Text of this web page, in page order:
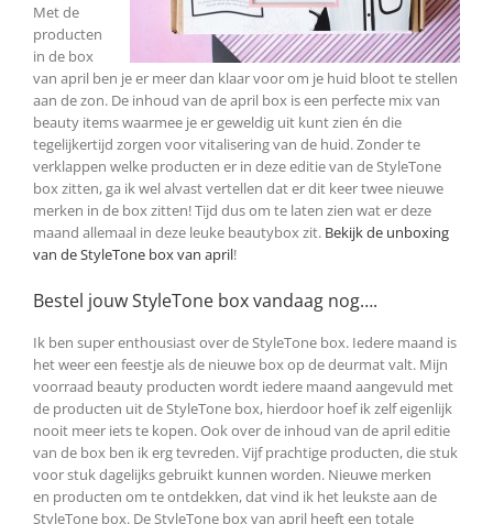
Met de
producten
in de box
van april ben je er meer dan klaar voor om je huid bloot te stellen
aan de zon. De inhoud van de april box is een perfecte mix van
beauty items waarmee je er geweldig uit kunt zien én die
tegelijkertijd zorgen voor vitalisering van de huid. Zonder te
verklappen welke producten er in deze editie van de StyleTone
box zitten, ga ik wel alvast vertellen dat er dit keer twee nieuwe
merken in de box zitten! Tijd dus om te laten zien wat er deze
maand allemaal in deze leuke beautybox zit. Bekijk de unboxing
van de StyleTone box van april!
Bestel jouw StyleTone box vandaag nog….
Ik ben super enthousiast over de StyleTone box. Iedere maand is
het weer een feestje als de nieuwe box op de deurmat valt. Mijn
voorraad beauty producten wordt iedere maand aangevuld met
de producten uit de StyleTone box, hierdoor hoef ik zelf eigenlijk
nooit meer iets te kopen. Ook over de inhoud van de april editie
van de box ben ik erg tevreden. Vijf prachtige producten, die stuk
voor stuk dagelijks gebruikt kunnen worden. Nieuwe merken
en producten om te ontdekken, dat vind ik het leukste aan de
StyleTone box. De StyleTone box van april heeft een totale